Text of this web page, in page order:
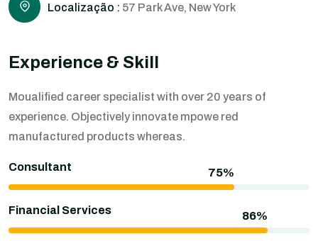
Localização : 57 Park Ave, New York
Experience & Skill
Moualified career specialist with over 20 years of
experience. Objectively innovate mpowe red
manufactured products whereas.
Consultant
Financial Services